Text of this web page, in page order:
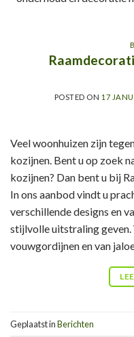
POSTED ON 17
Veel woonhuizen zijn
kozijnen. Bent u op zoek
kozijnen? Dan bent u bij
In ons aanbod vindt u
verschillende designs en
stijlvolle uitstraling
vouwgordijnen en van
Geplaatst inBerichten